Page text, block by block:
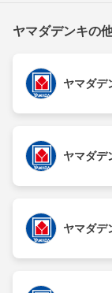
ヤマダデンキの
ヤマダデ
ヤマダデ
ヤマダデ